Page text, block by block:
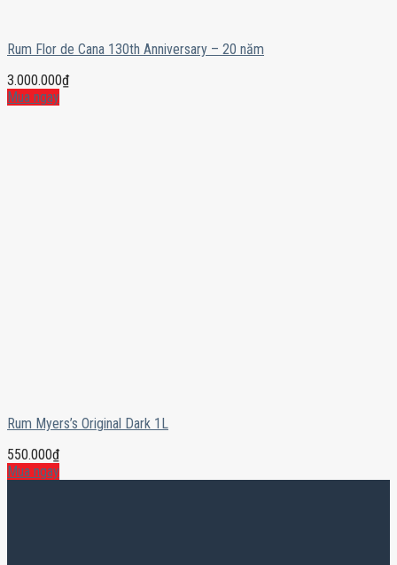
Rum Flor de Cana 130th Anniversary – 20 năm
3.000.000₫
Mua ngay
Rum Myers’s Original Dark 1L
550.000₫
Mua ngay